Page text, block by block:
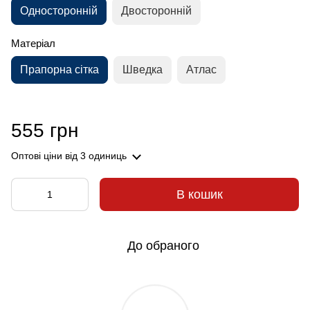
Односторонній Двосторонній
Матеріал
Прапорна сітка Шведка Атлас
555 грн
Оптові ціни від 3 одиниць
В кошик
До обраного